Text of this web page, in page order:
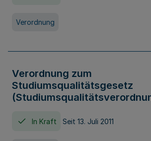
Verordnung
Verordnung zum
Studiumsqualitätsgesetz
In Kraft Seit 13. Juli 2011